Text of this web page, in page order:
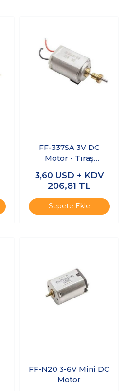
FF-337SA 3V DC
Motor - Tıraş
3,60 USD + KDV
206,81 TL
Sepete Ekle
FF-N20 3-6V Mini DC
Motor